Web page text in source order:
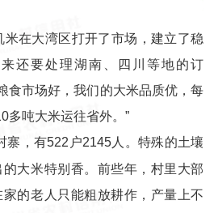
米在大湾区打开了市场，建立了稳
还要处理湖南、四川等地的订
食市场好，我们的大米品质优，每
多吨大米运往省外。”
寨，有522户2145人。特殊的土壤
大米特别香。前些年，村里大部
的老人只能粗放耕作，产量上不